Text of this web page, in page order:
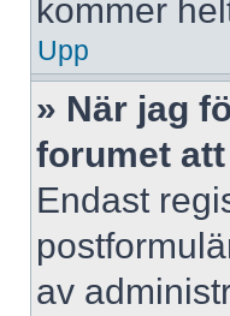
kommer
Upp
» När jag
forumet
Endast
av